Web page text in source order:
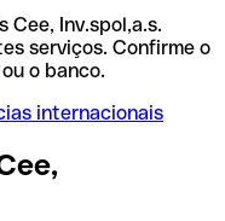
Cee, Inv.spol,a.s.
serviços. Confirme o
o banco.
internacionais